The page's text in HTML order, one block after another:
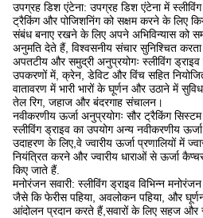
उपग्रह डिश एंटेना: उपग्रह डिश एंटेना में
ट्रैकिंग और पोजिशनिंग को सक्षम करने के लिए
संबंध बनाए रखने के लिए अपने अभिविन्यास को
अनुमति देते हैं, विश्वसनीय संचार सुनिश्चित
अपतटीय और समुद्री अनुप्रयोगः स्लीविंग
उपकरणों में, क्रेन, डेविट और विंच सहित
वातावरण में भारी भारों के घूर्णन और उठाने में
तेल रिग, जहाज और बंदरगाह संचालन।
नवीकरणीय ऊर्जा अनुप्रयोगः सौर ट्रैकिंग
स्लीविंग ड्राइव का उपयोग अन्य नवीकरणीय
उदाहरण के लिए,वे ज्वारीय ऊर्जा प्रणालियों में
नियंत्रित करने और ज्वारीय धाराओं से ऊर्जा
किए जाते हैं.
मनोरंजन सवारी: स्लीविंग ड्राइव विभिन्न
जैसे कि फेरीस पहिया, अवलोकन पहिया, और
आंदोलन प्रदान करते हैं,सवारों के लिए सहज